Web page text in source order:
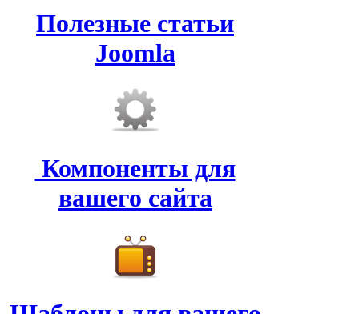
Полезные статьи
Joomla
Компоненты для
вашего сайта